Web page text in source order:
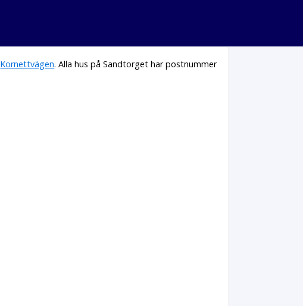
Kornettvägen. Alla hus på Sandtorget har postnummer